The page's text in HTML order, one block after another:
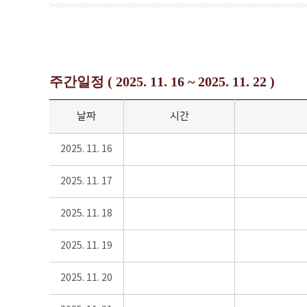
주간일정 ( 2025. 11. 16 ~ 2025. 11. 22 )
날짜 시간
2025. 11. 16
2025. 11. 17
2025. 11. 18
2025. 11. 19
2025. 11. 20